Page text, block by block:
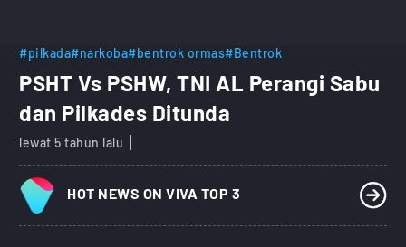
#pilkada#narkoba#bentrok ormas#Bentrok
PSHT Vs PSHW, TNI AL Perangi Sabu
dan Pilkades Ditunda
lewat 5 tahun lalu
HOT NEWS ON VIVA TOP 3